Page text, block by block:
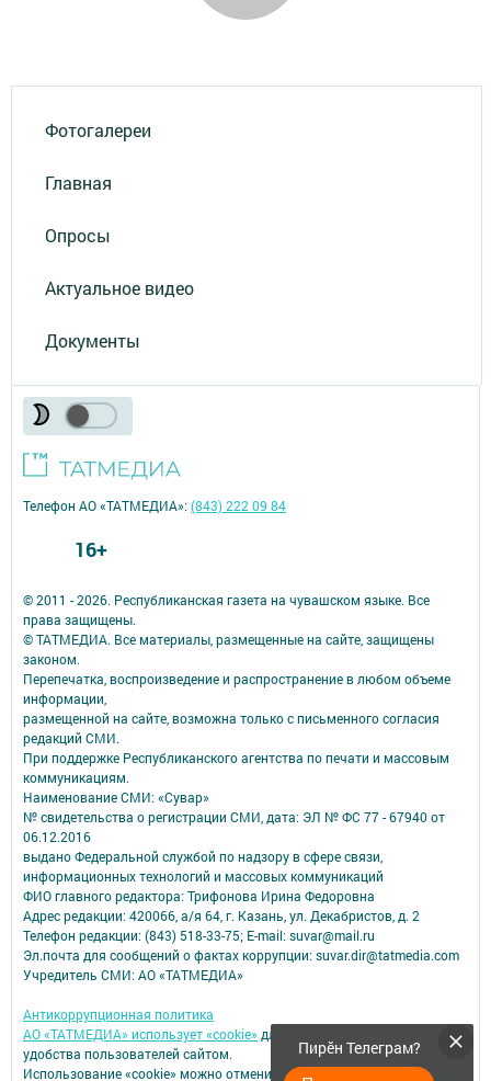
Фотогалереи
Главная
Опросы
Актуальное видео
Документы
Пирӗн Телеграм?
© 2011 - 2026. Республиканская газета на чувашском языке. Все
права защищены.
© ТАТМЕДИА. Все материалы, размещенные на сайте, защищены
законом.
Перепечатка, воспроизведение и распространение в любом объеме
информации,
размещенной на сайте, возможна только с письменного согласия
редакций СМИ.
При поддержке Республиканского агентства по печати и массовым
коммуникациям.
Наименование СМИ: «Сувар»
№ свидетельства о регистрации СМИ, дата: ЭЛ № ФС 77 - 67940 от
06.12.2016
выдано Федеральной службой по надзору в сфере связи,
информационных технологий и массовых коммуникаций
ФИО главного редактора: Трифонова Ирина Федоровна
Адрес редакции: 420066, а/я 64, г. Казань, ул. Декабристов, д. 2
Телефон редакции: (843) 518-33-75; E-mail: suvar@mail.ru
Эл.почта для сообщений о фактах коррупции: suvar.dir@tatmedia.com
Учредитель СМИ: АО «ТАТМЕДИА»
Антикоррупционная политика
АО «ТАТМЕДИА» использует «cookie»для персонализации сервисов и
удобства пользователей сайтом.
Использование «cookie» можно отменить в настройках браузера.
Телефон АО «ТАТМЕДИА»:(843) 222 09 84
16+